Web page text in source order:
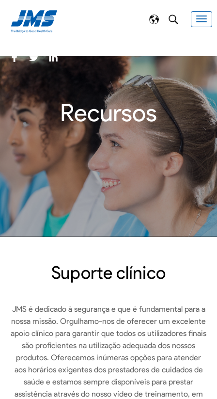
Recursos
Suporte clínico
JMS é dedicado à segurança e que é fundamental para a
nossa missão. Orgulhamo-nos de oferecer um excelente
apoio clínico para garantir que todos os utilizadores finais
são proficientes na utilização adequada dos nossos
produtos. Oferecemos inúmeras opções para atender
aos horários exigentes dos prestadores de cuidados de
saúde e estamos sempre disponíveis para prestar
assistência através do nosso vídeo de treinamento, em